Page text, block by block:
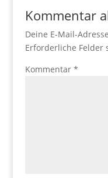
Kommentar
Deine E-Mail-
Erforderliche Felder
Kommentar *